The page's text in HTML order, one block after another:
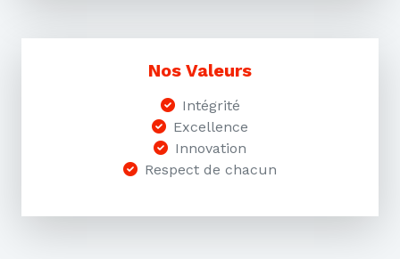
Nos Valeurs
Intégrité
Excellence
Innovation
Respect de chacun